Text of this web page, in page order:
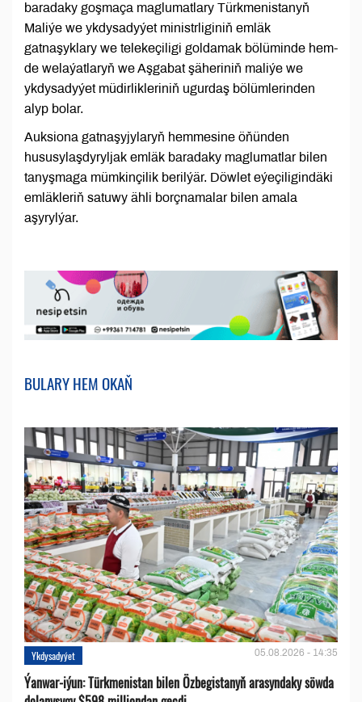
baradaky goşmaça maglumatlary Türkmenistanyň
Maliýe we ykdysadyýet ministrliginiň emläk
gatnaşyklary we telekeçiligi goldamak bölüminde hem-
de welaýatlaryň we Aşgabat şäheriniň maliýe we
ykdysadyýet müdirlikleriniň ugurdaş bölümlerinden
alyp bolar.
Auksiona gatnaşyjylaryň hemmesine öňünden
hususylaşdyryljak emläk baradaky maglumatlar bilen
tanyşmaga mümkinçilik berilýär. Döwlet eýeçiligindäki
emläkleriň satuwy ähli borçnamalar bilen amala
aşyrylýar.
BULARY HEM OKAŇ
Ykdysadyýet 05.08.2026 - 14:35
Ýanwar-iýun: Türkmenistan bilen Özbegistanyň arasyndaky söwda